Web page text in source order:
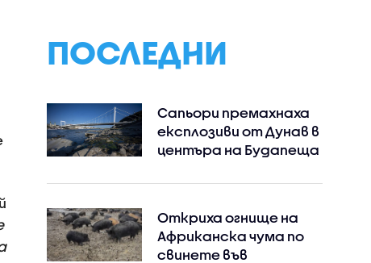
ПОСЛЕДНИ
Сапьори премахнаха
експлозиви от Дунав в
центъра на Будапеща
Откриха огнище на
Африканска чума по
свинете във